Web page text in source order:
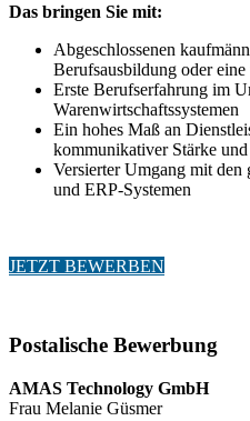
Das bringen Sie mit:
Abgeschlossenen
Berufsausbildung oder
Erste Berufserfahrung im
Warenwirtschaftssystemen
Ein hohes Maß an
kommunikativer Stärke
Versierter Umgang mit
und ERP-Systemen
JETZT BEWERBEN
Postalische Bewerbung
AMAS Technology GmbH
Frau Melanie Güsmer